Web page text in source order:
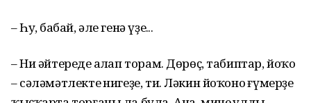
– Һуң, бабай, әле генә үҙең...
– Ни әйтереңде аңлап торам. Дөрөҫ, табиптар, йоҡо
– сәләмәтлектең нигеҙе, ти. Ләкин йоҡоноң ғүмерҙе